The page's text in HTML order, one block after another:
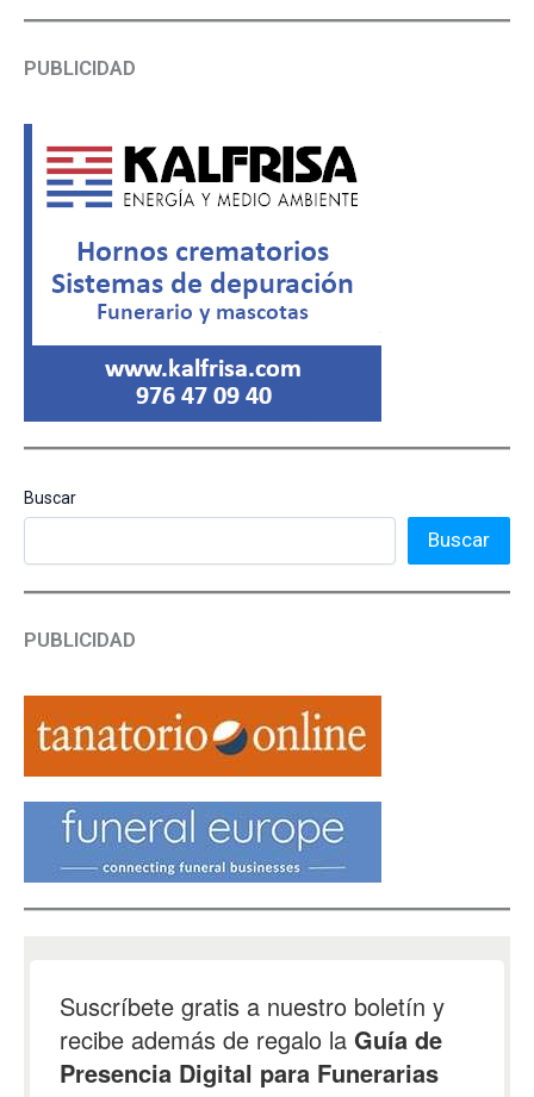
PUBLICIDAD
Buscar
Buscar
PUBLICIDAD